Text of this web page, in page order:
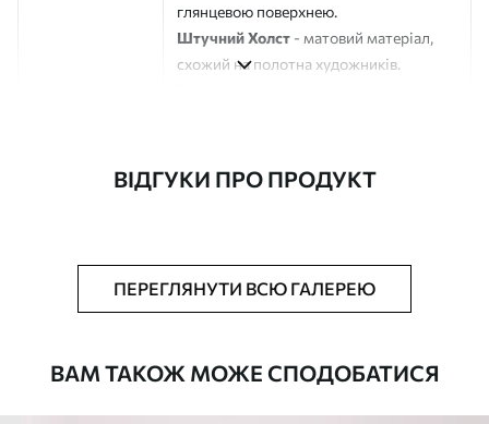
глянцевою поверхнею.
Штучний Холст - матовий матеріал,
схожий на полотна художників.
Додатково Можна додати лакове покриття.
ВІДГУКИ ПРО ПРОДУКТ
ПЕРЕГЛЯНУТИ ВСЮ ГАЛЕРЕЮ
ВАМ ТАКОЖ МОЖЕ СПОДОБАТИСЯ